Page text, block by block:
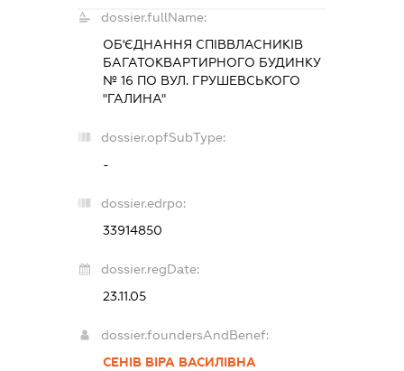
dossier.fullName:
ОБ'ЄДНАННЯ СПІВВЛАСНИКІВ
БАГАТОКВАРТИРНОГО БУДИНКУ
№ 16 ПО ВУЛ. ГРУШЕВСЬКОГО
"ГАЛИНА"
dossier.opfSubType:
-
dossier.edrpo:
33914850
dossier.regDate:
23.11.05
dossier.foundersAndBenef:
СЕНІВ ВІРА ВАСИЛІВНА